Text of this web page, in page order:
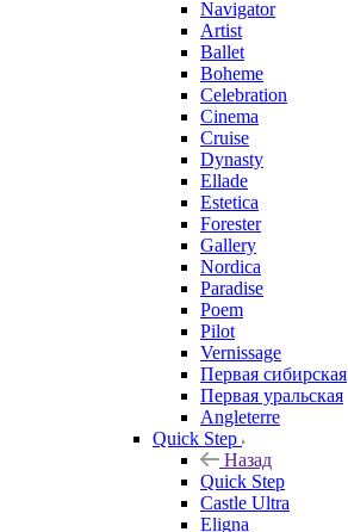
Navigator
Artist
Ballet
Boheme
Celebration
Cinema
Cruise
Dynasty
Ellade
Estetica
Forester
Gallery
Nordica
Paradise
Poem
Pilot
Vernissage
Первая сибирская
Первая уральская
Angleterre
Quick Step
Назад
Quick Step
Castle Ultra
Eligna